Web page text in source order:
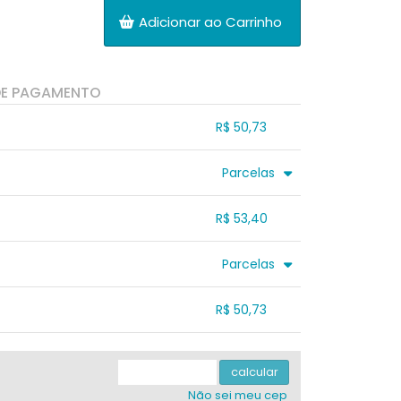
Adicionar ao Carrinho
PAGAMENTO
R$ 50,73
Parcelas
R$ 53,40
Parcelas
R$ 50,73
....
calcular
Não sei meu cep